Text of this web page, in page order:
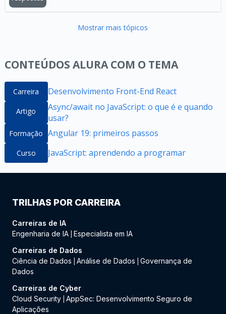
Mostrar mais tópicos
CONTEÚDOS ALURA COM O TEMA
Carreira Desenvolvimento Front-End React
Artigo
Async/await no JavaScript: o que é e quando
usar?
Formação Angular 19: primeiros passos
Curso JavaScript: aprendendo a programar
TRILHAS POR CARREIRA
Carreiras de IA
Engenharia de IA Especialista em IA
Carreiras de Dados
Ciência de Dados
Análise de Dados
Governança de
Dados
Carreiras de Cyber
Cloud Security AppSec: Desenvolvimento Seguro de
Aplicações